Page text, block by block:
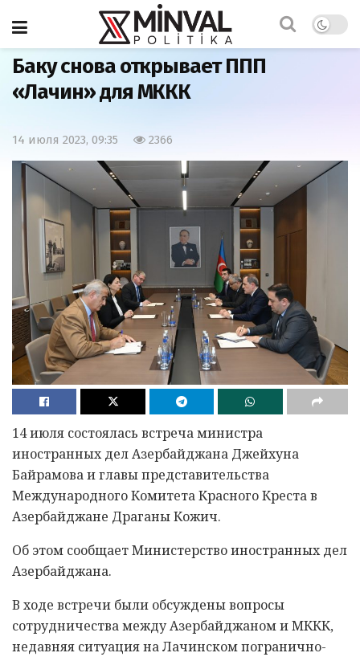
Главная Политика
Баку снова открывает ППП
«Лачин» для МККК
14 июля 2023, 09:35 2366
14 июля состоялась встреча министра
иностранных дел Азербайджана Джейхуна
Байрамова и главы представительства
Международного Комитета Красного Креста в
Азербайджане Драганы Кожич.
Об этом сообщает Министерство иностранных дел
Азербайджана.
В ходе встречи были обсуждены вопросы
сотрудничества между Азербайджаном и МККК,
недавняя ситуация на Лачинском погранично-